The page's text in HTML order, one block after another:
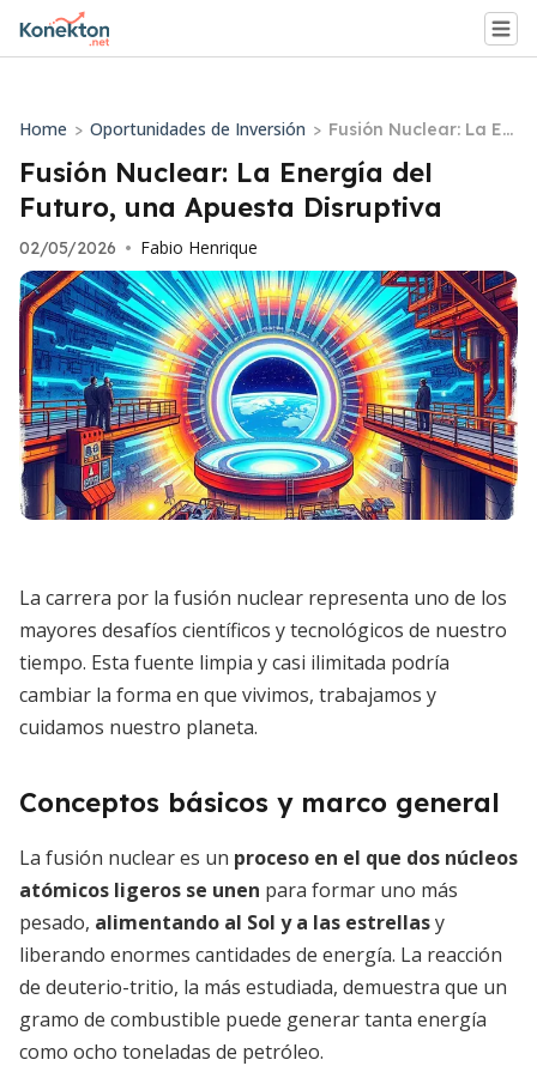
Home > Oportunidades de Inversión > Fusión Nuclear: La En
ergía del Futuro, una
Apuesta Disruptiva
Fusión Nuclear: La Energía del
Futuro, una Apuesta Disruptiva
02/05/2026 • Fabio Henrique
La carrera por la fusión nuclear representa uno de los
mayores desafíos científicos y tecnológicos de nuestro
tiempo. Esta fuente limpia y casi ilimitada podría
cambiar la forma en que vivimos, trabajamos y
cuidamos nuestro planeta.
Conceptos básicos y marco general
La fusión nuclear es un proceso en el que dos núcleos
atómicos ligeros se unen para formar uno más
pesado, alimentando al Sol y a las estrellasy
liberando enormes cantidades de energía. La reacción
de deuterio-tritio, la más estudiada, demuestra que un
gramo de combustible puede generar tanta energía
como ocho toneladas de petróleo.